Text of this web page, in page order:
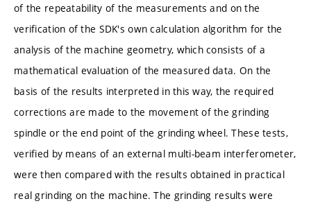
of the repeatability of the measurements and on the
verification of the SDK's own calculation algorithm for the
analysis of the machine geometry, which consists of a
mathematical evaluation of the measured data. On the
basis of the results interpreted in this way, the required
corrections are made to the movement of the grinding
spindle or the end point of the grinding wheel. These tests,
verified by means of an external multi-beam interferometer,
were then compared with the results obtained in practical
real grinding on the machine. The grinding results were